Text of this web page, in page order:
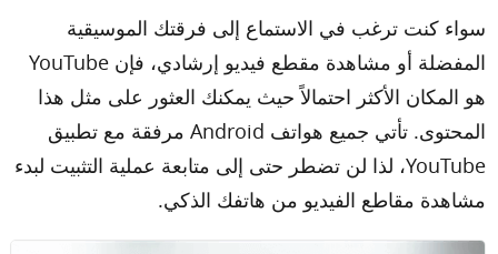
مركز الدعم
اللغات
سواء كنت ترغب في الاستماع إلى فرقتك الموسيقية
المفضلة أو مشاهدة مقطع فيديو إرشادي، فإن YouTube
هو المكان الأكثر احتمالاً حيث يمكنك العثور على مثل هذا
المحتوى. تأتي جميع هواتف Android مرفقة مع تطبيق
YouTube، لذا لن تضطر حتى إلى متابعة عملية التثبيت لبدء
مشاهدة مقاطع الفيديو من هاتفك الذكي.